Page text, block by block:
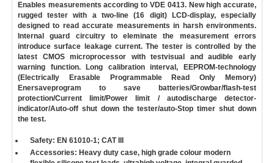
Enables measurements according to VDE 0413. New high accurate,
rugged tester with a two-line (16 digit) LCD-display, especially
designed to read accurate measurements in harsh environments.
Internal guard circuitry to eleminate the measurement errors
introduce surface leakage current. The tester is controlled by the
latest CMOS microprocessor with testvisual and audible early
warning function. Long calibration interval, EEPROM-technology
(Electrically Erasable Programmable Read Only Memory)
Enersaveprogram to save batteries/Growbar/flash-test
protection/Current limit/Power limit / autodischarge detector-
indicator/Auto-off shut down the tester/auto-Stop timer shut down
the test.
Safety: EN 61010-1; CAT III
Accessories: Heavy duty case, high grade colour modern